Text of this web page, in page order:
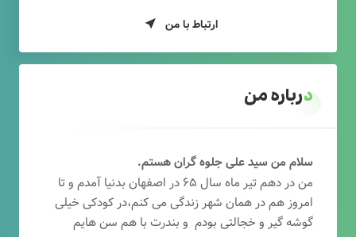
ارتباط با من
درباره من
سلام من سید علی جلوه گران هستم.
من در دهم تیر ماه سال ۶۵ در اصفهان بدنیا آمدم و تا
امروز هم در همان شهر زندگی می کنم،در کودکی خیلی
گوشه گیر و خجالتی بودم و بندرت با هم سن هایم